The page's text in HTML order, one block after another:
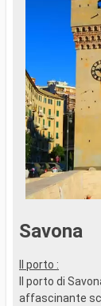
Savona
Il porto :
Il porto di
affascinante